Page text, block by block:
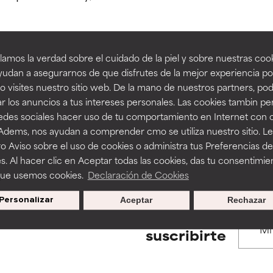
la verdad sobre el cuidado de la piel y sobre nuestras
a asegurarnos de que disfrutes de la mejor experiencia
visites nuestro sitio web. De la mano de nuestros partners,
los anuncios a tus intereses personales. Las cookies tambin
sociales hacer uso de tu comportamiento en Internet con
nos ayudan a comprender cmo se utiliza nuestro sitio.
Aviso sobre el uso de cookies o administra tus Preferencias de
Al hacer clic en Aceptar todas las cookies, das tu
usemos cookies. Declaración de Cookies
Personalizar Rechazar
Aceptar
BACK TO SEARCH
to assess ingredients in this dictionary. Regulations
tan beneficiosos como los de la categoría excelente, suelen ser
la estabilidad o la absorción de una fórmula.
ciertas limitaciones en cuanto a su apariencia, estabilidad o
básicos o que no cuentan con suficiente respaldo científico.
algunos beneficios se recomienda evitarlo por su
efectos adversos como irritación, inflamación o
se utiliza en altas concentraciones o junto con otros
tan beneficiosos como los de la categoría excelente, suelen ser
la estabilidad o la absorción de una fórmula.
ciertas limitaciones en cuanto a su apariencia, estabilidad o
básicos o que no cuentan con suficiente respaldo científico.
algunos beneficios se recomienda evitarlo por su
efectos adversos como irritación, inflamación o
se utiliza en altas concentraciones o junto con otros
suscribirte